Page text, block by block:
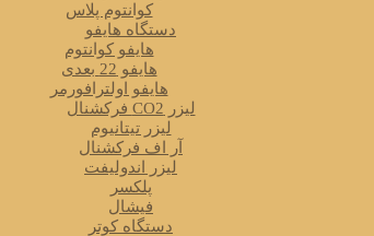
کوانتوم پلاس
دستگاه هایفو
هایفو کوانتوم
هایفو 22 بعدی
هایفو اولترافورمر
لیزر CO2 فرکشنال
لیزر تیتانیوم
آر اف فرکشنال
لیزر اندولیفت
پلکسر
فیشال
دستگاه کوتر